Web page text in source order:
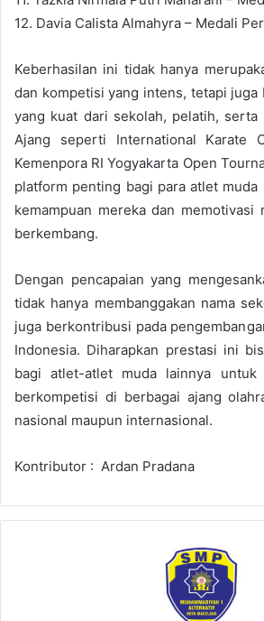
12. Davia Calista Almahyra – Medali
Keberhasilan ini tidak hanya
dan kompetisi yang intens, tetapi juga
yang kuat dari sekolah, pelatih, serta
Ajang seperti International Karate
Kemenpora RI Yogyakarta Open
platform penting bagi para atlet muda
kemampuan mereka dan memotivasi
berkembang.
Dengan pencapaian yang
tidak hanya membanggakan nama
juga berkontribusi pada
Indonesia. Diharapkan prestasi ini
bagi atlet-atlet muda lainnya
berkompetisi di berbagai ajang
nasional maupun internasional.
Kontributor : Ardan Pradana